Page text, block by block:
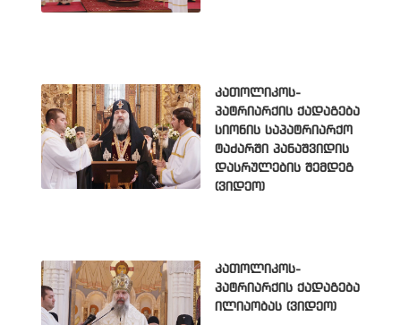
კათოლიკოს-
პატრიარქის ქადაგება
სიონის საპატრიარქო
ტაძარში პანაშვიდის
დასრულების შემდეგ
(ვიდეო)
კათოლიკოს-
პატრიარქის ქადაგება
ილიაობას (ვიდეო)